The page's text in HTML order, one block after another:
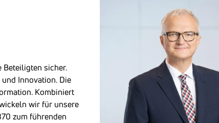
Beteiligten sicher.
Innovation. Die
Kombiniert
wir für unsere
zum führenden